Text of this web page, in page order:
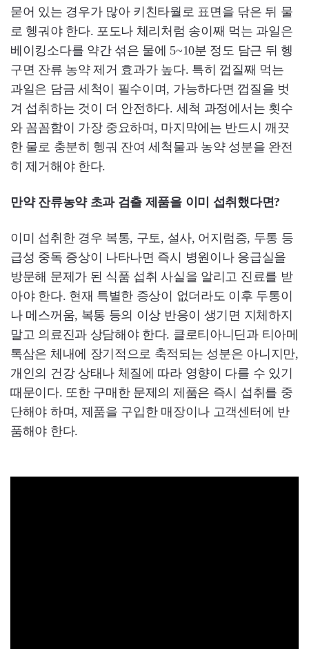
묻어 있는 경우가 많아 키친타월로 표면을 닦은 뒤 물
로 헹궈야 한다. 포도나 체리처럼 송이째 먹는 과일은
베이킹소다를 약간 섞은 물에 5~10분 정도 담근 뒤 헹
구면 잔류 농약 제거 효과가 높다. 특히 껍질째 먹는
과일은 담금 세척이 필수이며, 가능하다면 껍질을 벗
겨 섭취하는 것이 더 안전하다. 세척 과정에서는 횟수
와 꼼꼼함이 가장 중요하며, 마지막에는 반드시 깨끗
한 물로 충분히 헹궈 잔여 세척물과 농약 성분을 완전
히 제거해야 한다.
만약 잔류농약 초과 검출 제품을 이미 섭취했다면?
이미 섭취한 경우 복통, 구토, 설사, 어지럼증, 두통 등
급성 중독 증상이 나타나면 즉시 병원이나 응급실을
방문해 문제가 된 식품 섭취 사실을 알리고 진료를 받
아야 한다. 현재 특별한 증상이 없더라도 이후 두통이
나 메스꺼움, 복통 등의 이상 반응이 생기면 지체하지
말고 의료진과 상담해야 한다. 클로티아니딘과 티아메
톡삼은 체내에 장기적으로 축적되는 성분은 아니지만,
개인의 건강 상태나 체질에 따라 영향이 다를 수 있기
때문이다. 또한 구매한 문제의 제품은 즉시 섭취를 중
단해야 하며, 제품을 구입한 매장이나 고객센터에 반
품해야 한다.